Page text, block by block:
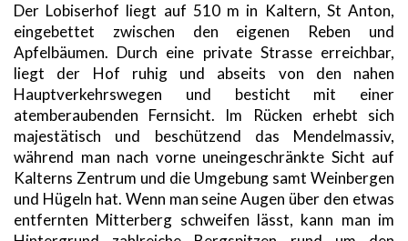
Der Lobiserhof liegt auf 510 m in Kaltern, St Anton,
eingebettet zwischen den eigenen Reben und
Apfelbäumen. Durch eine private Strasse erreichbar,
liegt der Hof ruhig und abseits von den nahen
Hauptverkehrswegen und besticht mit einer
atemberaubenden Fernsicht. Im Rücken erhebt sich
majestätisch und beschützend das Mendelmassiv,
während man nach vorne uneingeschränkte Sicht auf
Kalterns Zentrum und die Umgebung samt Weinbergen
und Hügeln hat. Wenn man seine Augen über den etwas
entfernten Mitterberg schweifen lässt, kann man im